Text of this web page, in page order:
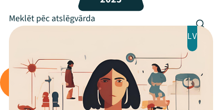
Programma
Viņi bija LAMPĀ 2026
Jaunumi
LV